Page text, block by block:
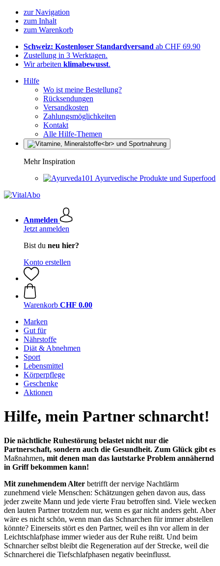
zur Navigation
zum Inhalt
zum Warenkorb
Schweiz: Kostenloser Standardversand ab CHF 69.90
Zustellung in 3 Werktagen.
Wir arbeiten klimabewusst.
Hilfe
Wo ist meine Bestellung?
Rücksendungen
Versandkosten
Zahlungsmöglichkeiten
Kontakt
Alle Hilfe-Themen
Mehr Inspiration
Ayurvedische Produkte und Superfood
Anmelden
Jetzt anmelden
Bist du neu hier?
Konto erstellen
Warenkorb CHF 0.00
Marken
Gut für
Nährstoffe
Diät & Abnehmen
Sport
Lebensmittel
Körperpflege
Geschenke
Aktionen
Hilfe, mein Partner schnarcht!
Die nächtliche Ruhestörung belastet nicht nur die
Partnerschaft, sondern auch die Gesundheit. Zum Glück gibt es
Maßnahmen, mit denen man das lautstarke Problem annähernd
in Griff bekommen kann!
Mit zunehmendem Alter betrifft der nervige Nachtlärm
zunehmend viele Menschen: Schätzungen gehen davon aus, dass
jeder zweite Mann und jede vierte Frau betroffen sind. Viele wecken
den lauten Partner trotzdem nur, wenn es gar nicht anders geht. Aber
wäre es nicht schön, wenn man das Schnarchen für immer abstellen
könnte? Einerseits stört es den Partner, weil es ihn vor allem in der
Leichtschlafphase immer wieder aus der Ruhe reißt. Und beim
Schnarcher selbst bleibt die Regeneration auf der Strecke, weil die
Schnarcherei die Tiefschlafphasen negativ beeinflusst.